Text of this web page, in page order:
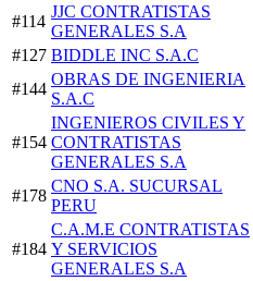
#114
JJC CONTRATISTAS
GENERALES S.A
#127 BIDDLE INC S.A.C
#144
OBRAS DE INGENIERIA
S.A.C
#154
INGENIEROS CIVILES Y
CONTRATISTAS
GENERALES S.A
#178
CNO S.A. SUCURSAL
PERU
#184
C.A.M.E CONTRATISTAS
Y SERVICIOS
GENERALES S.A